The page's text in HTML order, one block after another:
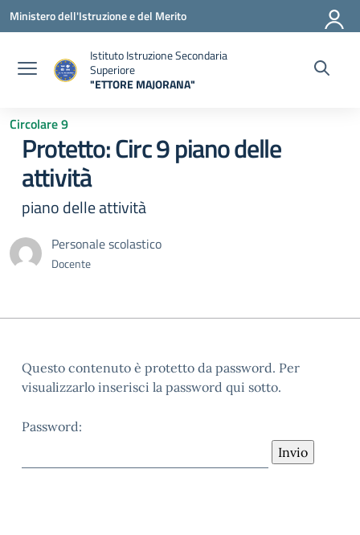
Vai ai contenuti
Vai al menu di navigazione
Vai al footer
Ministero dell'Istruzione e del Merito
Istituto Istruzione Secondaria
Superiore
"ETTORE MAJORANA"
Circolare 9
Protetto: Circ 9 piano delle
attività
piano delle attività
Personale scolastico
Docente
Questo contenuto è protetto da password. Per
visualizzarlo inserisci la password qui sotto.
Password: